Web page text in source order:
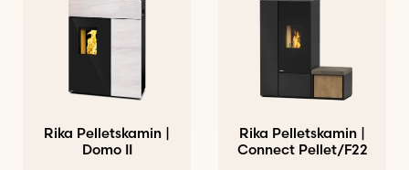
Rika Pelletskamin |
Domo II
produkten
flera
varianter.
Rika Pelletskamin |
Connect Pellet/F22